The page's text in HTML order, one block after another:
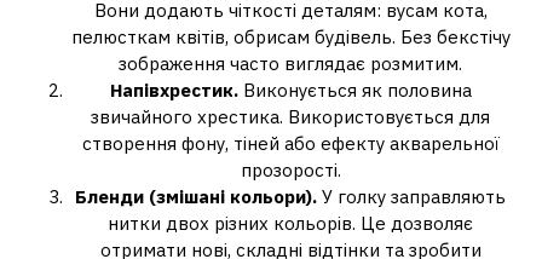
Вони додають чіткості деталям: вусам кота,
пелюсткам квітів, обрисам будівель. Без бекстічу
зображення часто виглядає розмитим.
Напівхрестик.Виконується як половина
звичайного хрестика. Використовується для
створення фону, тіней або ефекту акварельної
прозорості.
Бленди (змішані кольори). У голку заправляють
нитки двох різних кольорів. Це дозволяє
отримати нові, складні відтінки та зробити